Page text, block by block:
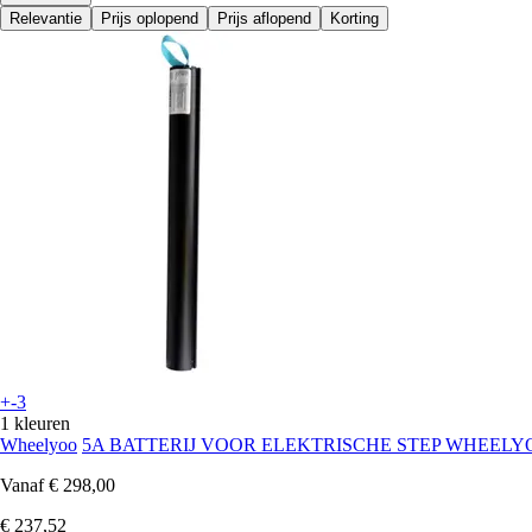
Relevantie
Prijs oplopend Prijs aflopend Korting
+-3
1 kleuren
Wheelyoo 5A BATTERIJ VOOR ELEKTRISCHE STEP
Vanaf € 298,00
€ 237,52